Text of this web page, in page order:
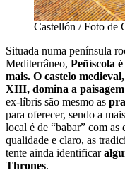
Castellón / Foto
Situada numa península
Mediterrâneo, Peñíscola
mais. O castelo
XIII, domina a paisagem
ex-líbris são mesmo as
para oferecer, sendo a
local é de “babar” com as
qualidade e claro, as
tente ainda identificar
Thrones.